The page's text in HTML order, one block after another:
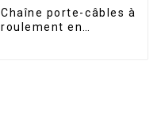
Chaîne porte-câbles à
roulement en